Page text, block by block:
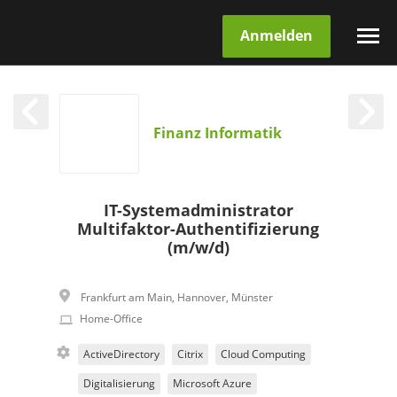
Anmelden
Finanz Informatik
IT-Systemadministrator
Multifaktor-Authentifizierung
(m/w/d)
Frankfurt am Main, Hannover, Münster
Home-Office
ActiveDirectory Citrix Cloud Computing
Digitalisierung Microsoft Azure